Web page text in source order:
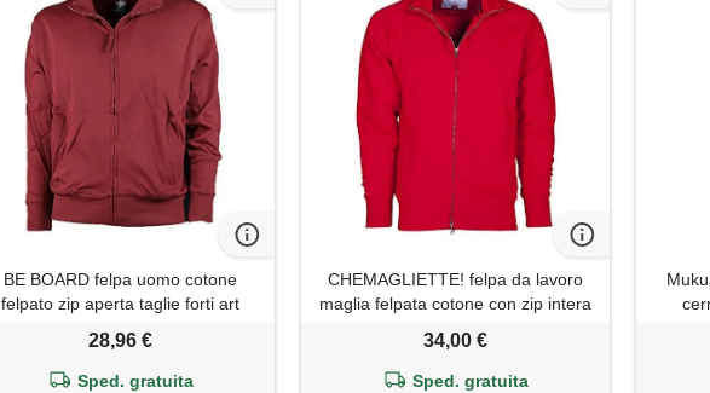
BE BOARD felpa uomo cotone
felpato zip aperta taglie forti art
9030
28,96 €
Sped. gratuita
CHEMAGLIETTE! felpa da lavoro
maglia felpata cotone con zip intera
tasche zip payper panama +,
colore: rosso, taglia: l
34,00 €
Sped. gratuita